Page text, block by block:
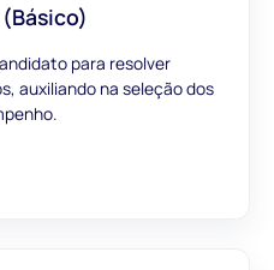
para resolver
auxiliando na seleção dos